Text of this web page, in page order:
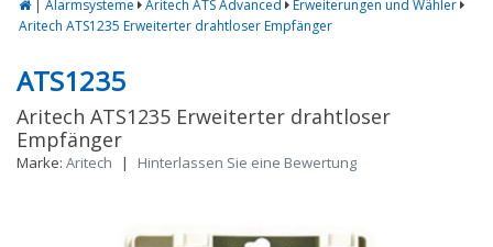
| Alarmsysteme Aritech ATS Advanced
Erweiterungen und Wähler
Aritech ATS1235 Erweiterter drahtloser Empfänger
ATS1235
Aritech ATS1235 Erweiterter drahtloser
Empfänger
Marke: Aritech | Hinterlassen Sie eine Bewertung